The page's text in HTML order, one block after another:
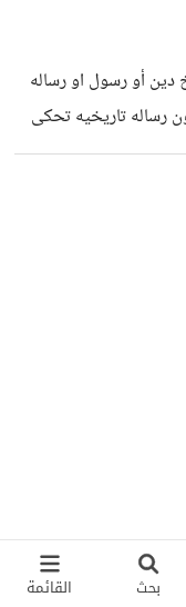
بحث القائمة
مطلع صلاح الدين
ويقولك ان العمل
دين أو رسول او رساله
رساله تاريخيه تحكى
والوقت تم